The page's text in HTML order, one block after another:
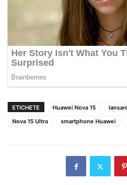
ETICHETE Huawei Nova 15
Nova 15 Ultra
smartphone Huawei